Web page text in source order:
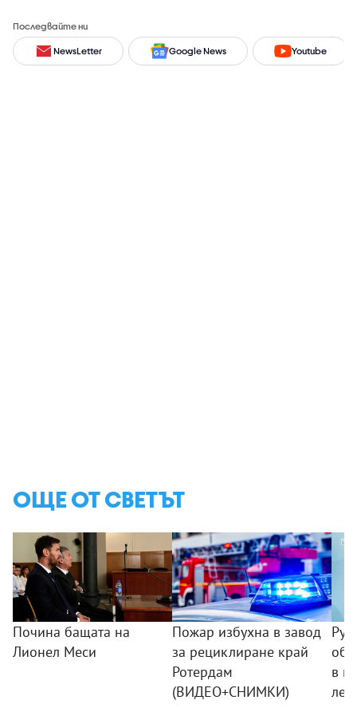
Последвайте ни
NewsLetter Google News Youtube
ОЩЕ ОТ СВЕТЪТ
Почина бащата на
Лионел Меси
Пожар избухна в завод
за рециклиране край
Ротердам
(ВИДЕО+СНИМКИ)
в